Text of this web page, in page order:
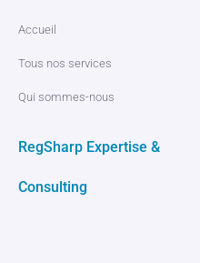
Accueil
Tous nos services
Qui sommes-nous
RegSharp Expertise &
Consulting